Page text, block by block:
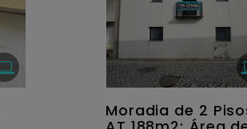
Moradia de 2